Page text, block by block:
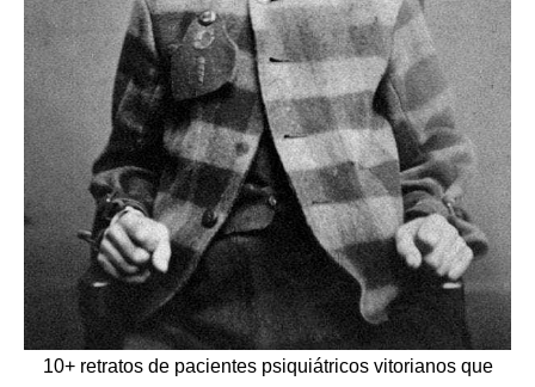
10+ retratos de pacientes psiquiátricos vitorianos que